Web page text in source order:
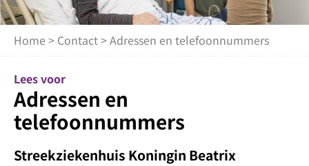
Home > Contact> Adressen en telefoonnummers
Lees voor
Adressen en
telefoonnummers
Streekziekenhuis Koningin Beatrix